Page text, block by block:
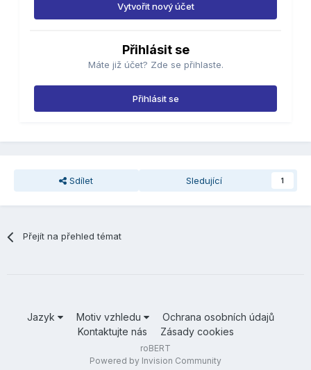
Vytvořit nový účet
Přihlásit se
Máte již účet? Zde se přihlaste.
Přihlásit se
Sdílet Sledující 1
Přejít na přehled témat
Jazyk Motiv vzhledu
Ochrana osobních údajů
Kontaktujte nás
Zásady cookies
roBERT
Powered by Invision Community